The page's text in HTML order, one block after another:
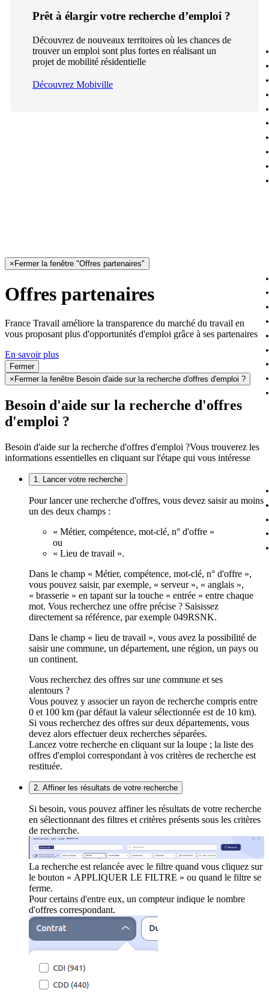
Prêt à élargir votre recherche d’emploi ?
Découvrez de nouveaux territoires où les chances de
trouver un emploi sont plus fortes en réalisant un
projet de mobilité résidentielle
Découvrez Mobiville
× Fermer la fenêtre "Offres partenaires"
Offres partenaires
France Travail améliore la transparence du marché du travail en
vous proposant plus d'opportunités d'emploi grâce à ses partenaires
En savoir plus
Fermer
× Fermer la fenêtre Besoin d'aide sur la recherche d'offres d'emploi ?
Besoin d'aide sur la recherche d'offres
d'emploi ?
Besoin d'aide sur la recherche d'offres d'emploi ?Vous trouverez les
informations essentielles en cliquant sur l'étape qui vous intéresse
1. Lancer votre recherche
Pour lancer une recherche d'offres, vous devez saisir au moins
un des deux champs :
« Métier, compétence, mot-clé, n° d'offre »
ou
« Lieu de travail ».
Dans le champ « Métier, compétence, mot-clé, n° d'offre »,
vous pouvez saisir, par exemple, « serveur », « anglais »,
« brasserie » en tapant sur la touche « entrée » entre chaque
mot. Vous recherchez une offre précise ? Saisissez
directement sa référence, par exemple 049RSNK.
Dans le champ « lieu de travail », vous avez la possibilité de
saisir une commune, un département, une région, un pays ou
un continent.
Vous recherchez des offres sur une commune et ses
alentours ?
Vous pouvez y associer un rayon de recherche compris entre
0 et 100 km (par défaut la valeur sélectionnée est de 10 km).
Si vous recherchez des offres sur deux départements, vous
devez alors effectuer deux recherches séparées.
Lancez votre recherche en cliquant sur la loupe ; la liste des
offres d'emploi correspondant à vos critères de recherche est
restituée.
2. Affiner les résultats de votre recherche
Si besoin, vous pouvez affiner les résultats de votre recherche
en sélectionnant des filtres et critères présents sous les critères
de recherche.
La recherche est relancée avec le filtre quand vous cliquez sur
le bouton « APPLIQUER LE FILTRE » ou quand le filtre se
ferme.
Pour certains d'entre eux, un compteur indique le nombre
d'offres correspondant.